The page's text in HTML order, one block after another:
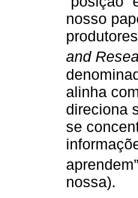
nosso
and
alinha
direciona
se
nossa).